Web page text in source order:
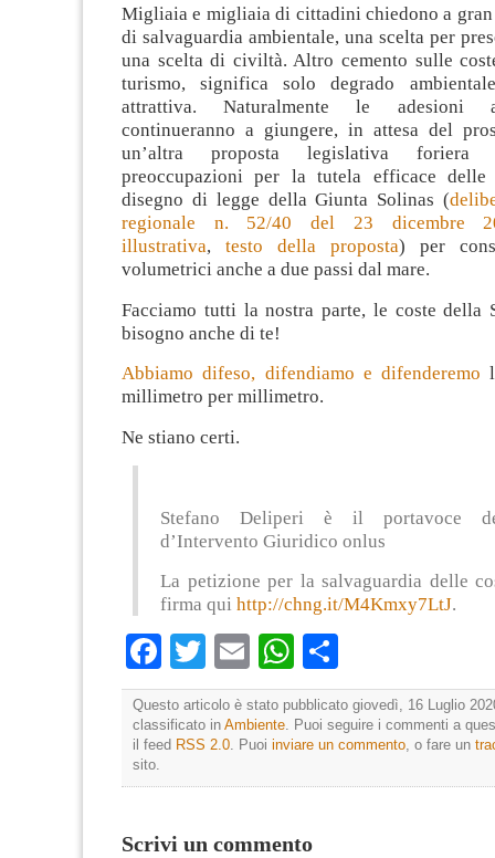
Migliaia e migliaia di cittadini chiedono a gran
di salvaguardia ambientale, una scelta per
una scelta di civiltà. Altro cemento sulle
turismo, significa solo degrado
attrattiva. Naturalmente le adesioni
continueranno a giungere, in attesa del
un’altra proposta legislativa foriera
preoccupazioni per la tutela efficace
disegno di legge della Giunta Solinas (
regionale n. 52/40 del 23 dicembre
illustrativa, testo della proposta) per
volumetrici anche a due passi dal mare.
Facciamo tutti la nostra parte, le coste della
bisogno anche di te!
Abbiamo difeso, difendiamo e difenderemo
millimetro per millimetro.
Ne stiano certi.
Stefano Deliperi è il portavoce
d’Intervento Giuridico onlus
La petizione per la salvaguardia delle
firma qui http://chng.it/M4Kmxy7LtJ.
Facebook
TwitterEmailWhatsApp
Questo articolo è stato pubblicato giovedì, 16 Luglio
classificato in Ambiente. Puoi seguire i commenti a
il feed RSS 2.0. Puoi inviare un commento, o fare un
sito.
Scrivi un commento